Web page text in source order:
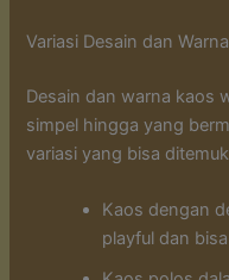
Variasi Desain dan
Desain dan warna kaos
simpel hingga yang
variasi yang bisa
Kaos dengan
playful dan